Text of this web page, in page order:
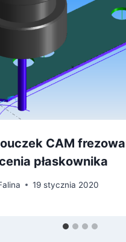
CAM
płaskownika
19 stycznia 2020